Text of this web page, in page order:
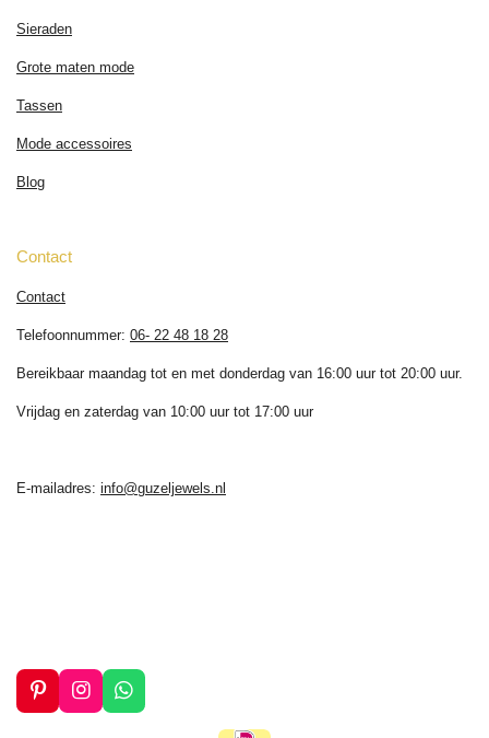
Sieraden
Grote maten mode
Tassen
Mode accessoires
Blog
Contact
Contact
Telefoonnummer: 06- 22 48 18 28
Bereikbaar maandag tot en met donderdag van 16:00 uur tot 20:00 uur.
Vrijdag en zaterdag van 10:00 uur tot 17:00 uur
E-mailadres: info@guzeljewels.nl
P
i
I
n
W
h